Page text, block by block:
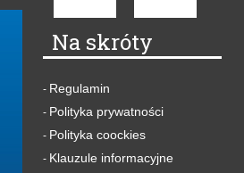
Na skróty
- Regulamin
- Polityka prywatności
- Polityka coockies
- Klauzule informacyjne